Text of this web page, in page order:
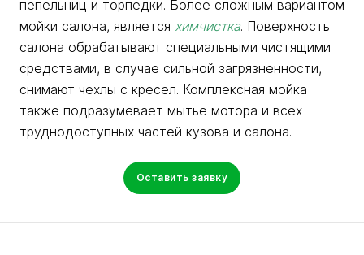
пепельниц и торпедки. Более сложным вариантом
мойки салона, является химчистка. Поверхность
салона обрабатывают специальными чистящими
средствами, в случае сильной загрязненности,
снимают чехлы с кресел. Комплексная мойка
также подразумевает мытье мотора и всех
труднодоступных частей кузова и салона.
Оставить заявку